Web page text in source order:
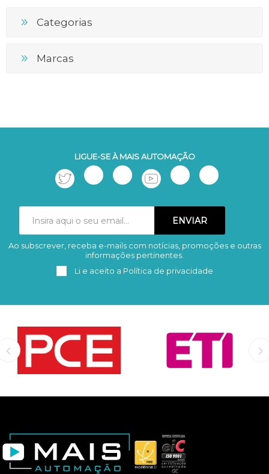
Categorias
Marcas
LIGUE-SE À MAIS AUTOMAÇÃO
Subscrever Remover
Ao subscrever, receba e-mails com notícias, promoções e outras
informações pertinentes.
Li e aceito a Política de privacidade